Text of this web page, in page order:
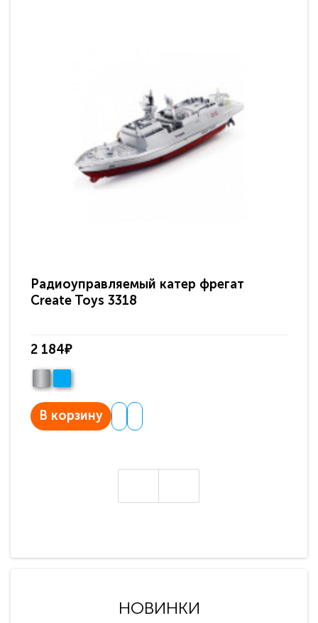
Радиоуправляемый катер фрегат
Create Toys 3318
2 184₽
В корзину
НОВИНКИ